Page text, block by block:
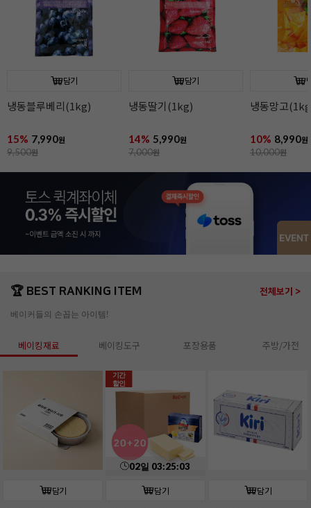
담기
냉동블루베리(1kg)
15% 7,990원
9,500원
담기
냉동딸기(1kg)
14% 5,990원
7,000원
냉동망고
10% 8,990원
10,000원
🏆 BEST RANKING ITEM 전체보기 >
베이커들의 손꼽는 아이템!
베이킹재료 베이킹도구 포장용품 주방/가전
담기
기간
할인
02일 03:25:02
담기 담기